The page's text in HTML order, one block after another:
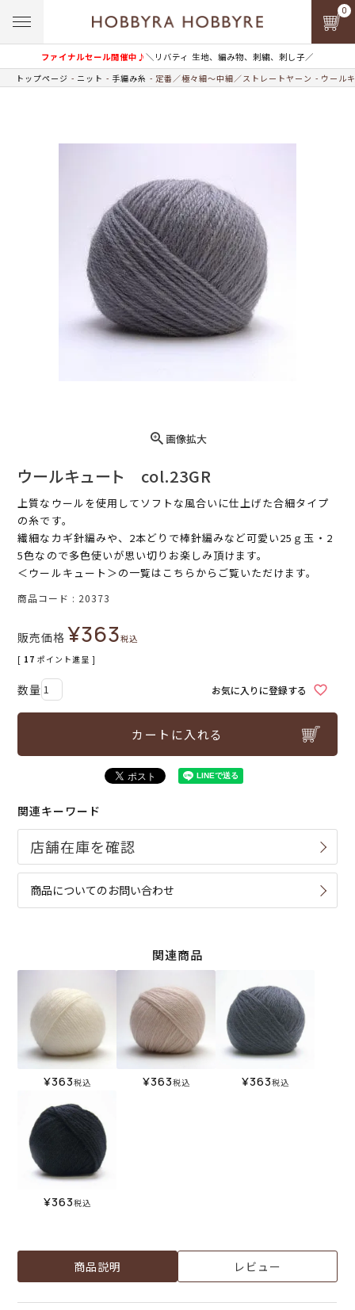
ファイナルセール開催中♪＼リバティ 生地、編み物、刺繍、刺し子／
0
トップページ ニット 手編み糸 定番／極々細～中細／ストレートヤーン ウール
画像拡大
ウールキュート col.23GR
上質なウールを使用してソフトな風合いに仕上げた合細タイプ
の糸です。
繊細なカギ針編みや、2本どりで棒針編みなど可愛い25ｇ玉・2
5色なので多色使いが思い切りお楽しみ頂けます。
＜ウールキュート＞の一覧はこちらからご覧いただけます。
商品コード 20373
販売価格 ¥363税込
[ 17 ポイント進呈 ]
お気に入りに登録する
カートに入れる
関連キーワード
商品についてのお問い合わせ
関連商品
¥363税込 ¥363税込 ¥363税込
¥363税込
商品説明 レビュー